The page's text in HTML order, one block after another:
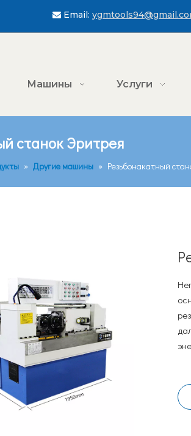
 Email:
Машины Услуги
станок Эритрея
» Другие машины » Резьбонакатный